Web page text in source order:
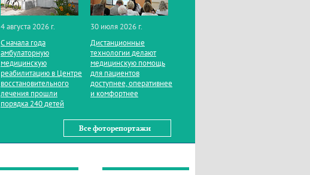
4 августа 2026 г.
С начала года
амбулаторную
медицинскую
реабилитацию в Центре
восстановительного
лечения прошли
порядка 240 детей
30 июля 2026 г.
Дистанционные
технологии делают
медицинскую помощь
для пациентов
доступнее, оперативнее
и комфортнее
Все фоторепортажи